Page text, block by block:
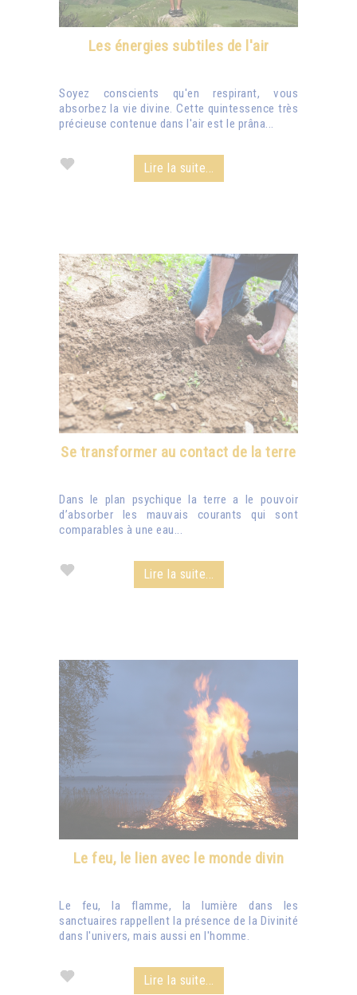
Les énergies subtiles de l'air
Soyez conscients qu'en respirant, vous
absorbez la vie divine. Cette quintessence très
précieuse contenue dans l'air est le prâna...
Lire la suite...
Se transformer au contact de la terre
Dans le plan psychique la terre a le pouvoir
d’absorber les mauvais courants qui sont
comparables à une eau...
Lire la suite...
Le feu, le lien avec le monde divin
Le feu, la flamme, la lumière dans les
sanctuaires rappellent la présence de la Divinité
dans l'univers, mais aussi en l'homme.
Lire la suite...